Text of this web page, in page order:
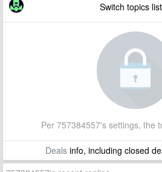
Switch topics list
Per 757384557's settings, the
Dealsinfo, including closed